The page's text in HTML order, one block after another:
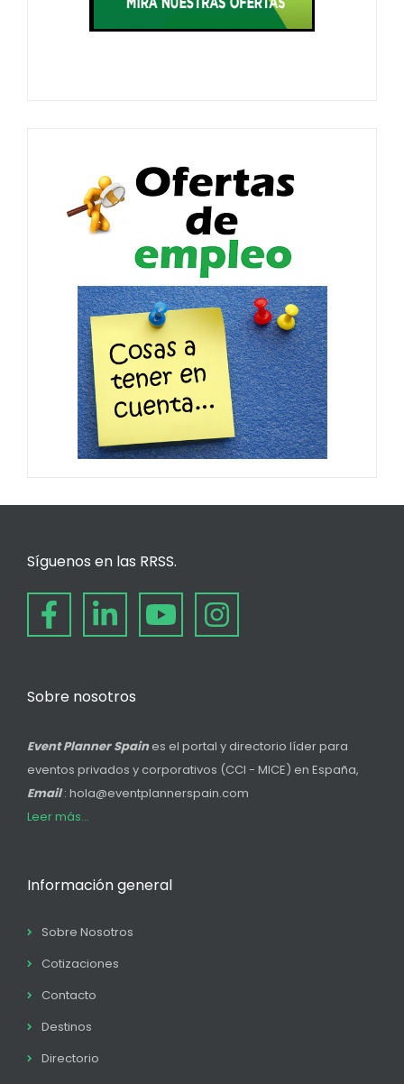
Síguenos en las RRSS.
Sobre nosotros
Event Planner Spain es el portal y directorio líder para
eventos privados y corporativos (CCI - MICE) en España,
Email: hola@eventplannerspain.com
Leer más...
Información general
Sobre Nosotros
Cotizaciones
Contacto
Destinos
Directorio